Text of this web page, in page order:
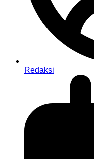
Redaksi